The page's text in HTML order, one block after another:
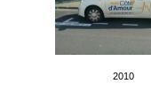
2010